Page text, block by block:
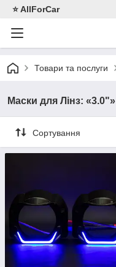
⭐️ AllForCar
Товари та послуги
Маски для Лінз: «3.0"»
Сортування